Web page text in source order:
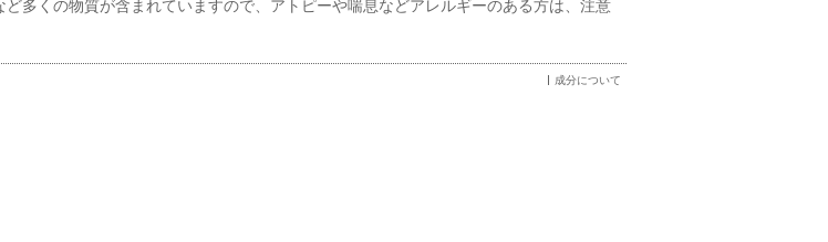
ど多くの物質が含まれていますので、アトピーや喘息などアレルギーのある方は、注意
成分について